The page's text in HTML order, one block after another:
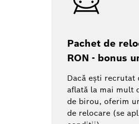
Pachet de
RON - bonus
Dacă ești
aflată la mai mult
de birou, oferim
de relocare (se